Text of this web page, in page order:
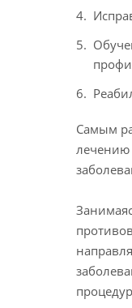
Самым
лечению